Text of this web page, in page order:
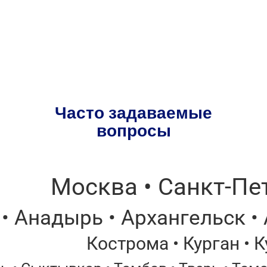
Часто задаваемые
вопросы
Москва • Санкт-
Анадырь • Архангельск
Кострома • Курган •